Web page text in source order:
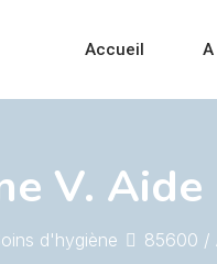
Accueil
V.
d'hygiène 85600 /